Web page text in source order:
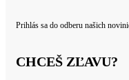
Prihlás sa do odberu našich
CHCEŠ ZĽAVU?